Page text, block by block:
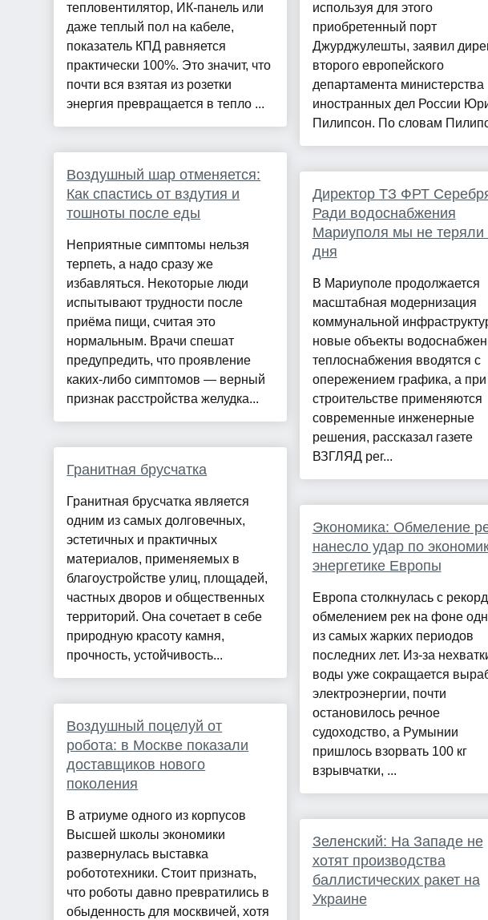
тепловентилятор, ИК-панель или
даже теплый пол на кабеле,
показатель КПД равняется
практически 100%. Это значит, что
почти вся взятая из розетки
энергия превращается в тепло ...
Воздушный шар отменяется:
Как спастись от вздутия и
тошноты после еды
Неприятные симптомы нельзя
терпеть, а надо сразу же
избавляться. Некоторые люди
испытывают трудности после
приёма пищи, считая это
нормальным. Врачи спешат
предупредить, что проявление
каких-либо симптомов — верный
признак расстройства желудка...
Гранитная брусчатка
Гранитная брусчатка является
одним из самых долговечных,
эстетичных и практичных
материалов, применяемых в
благоустройстве улиц, площадей,
частных дворов и общественных
территорий. Она сочетает в себе
природную красоту камня,
прочность, устойчивость...
Воздушный поцелуй от
робота: в Москве показали
доставщиков нового
поколения
В атриуме одного из корпусов
Высшей школы экономики
развернулась выставка
робототехники. Стоит признать,
что роботы давно превратились в
обыденность для москвичей, хотя
используя для этого
приобретенный порт
Джурджулешты, заявил
второго европейского
департамента министерства
иностранных дел России
Пилипсон. По словам
Директор ТЗ ФРТ
Ради водоснабжения
Мариуполя мы не теряли
дня
В Мариуполе продолжается
масштабная модернизация
коммунальной
новые объекты
теплоснабжения вводятся с
опережением графика, а при
строительстве применяются
современные инженерные
решения, рассказал газете
ВЗГЛЯД рег...
Экономика: Обмеление
нанесло удар по
энергетике Европы
Европа столкнулась с
обмелением рек на фоне
из самых жарких периодов
последних лет. Из-за
воды уже сокращается
электроэнергии, почти
остановилось речное
судоходство, а Румынии
пришлось взорвать 100 кг
взрывчатки, ...
Зеленский: На Западе не
хотят производства
баллистических ракет на
Украине